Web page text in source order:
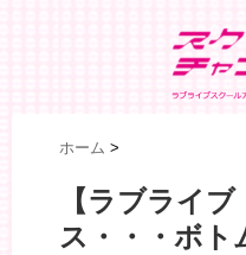
ホーム >
【ラブライ
ス・・・ボト